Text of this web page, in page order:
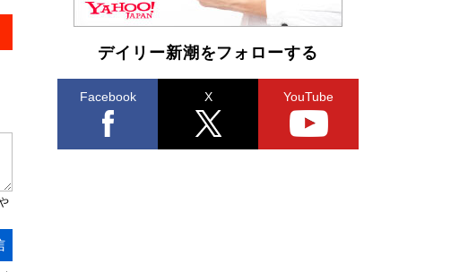
デイリー新潮をフォローする
Facebook X YouTube